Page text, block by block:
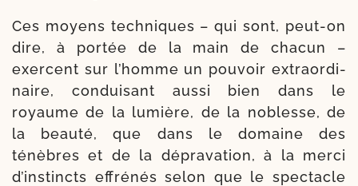
Ces moyens tech­niques – qui sont, peut-​on
dire, à por­tée de la main de cha­cun –
exercent sur l’homme un pou­voir extra­or­di­
naire, condui­sant aus­si bien dans le
royaume de la lumière, de la noblesse, de
la beau­té, que dans le domaine des
ténèbres et de la dépra­va­tion, à la mer­ci
d’ins­tincts effré­nés selon que le spec­tacle